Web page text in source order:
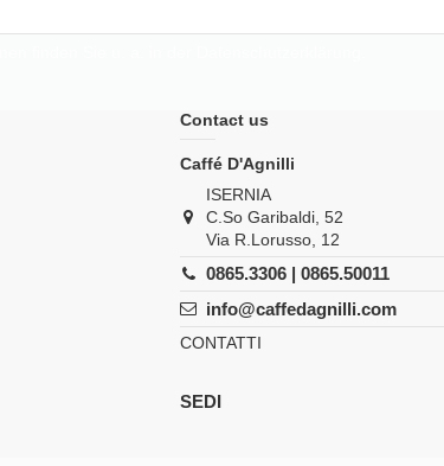
Contact us
Caffé D'Agnilli
ISERNIA
C.So Garibaldi, 52
Via R.Lorusso, 12
0865.3306 | 0865.50011
info@caffedagnilli.com
CONTATTI
SEDI